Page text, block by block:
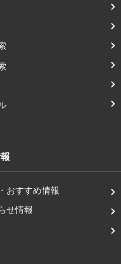
おすすめ情報
せ情報